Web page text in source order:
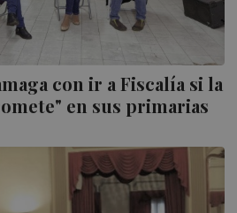
con ir a Fiscalía si la
en sus primarias